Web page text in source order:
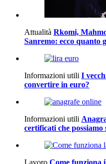
Attualità Rkomi,
Sanremo: ecco quanto
Informazioni utili I
convertire in euro?
Informazioni utili
certificati che possiamo